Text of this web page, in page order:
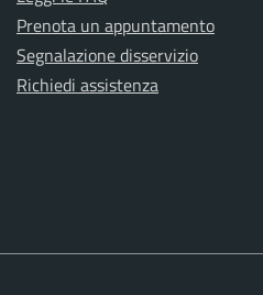
Prenota un appuntamento
Segnalazione disservizio
Richiedi assistenza